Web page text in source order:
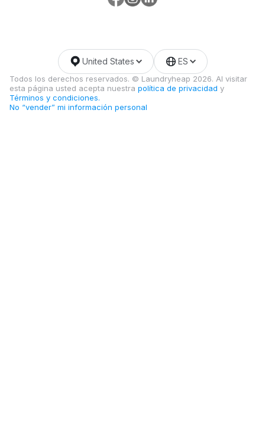
Todos los derechos reservados. © Laundryheap 2026. Al visitar
esta página usted acepta nuestra política de privacidad y
Términos y condiciones.
No “vender” mi información personal
United States ES